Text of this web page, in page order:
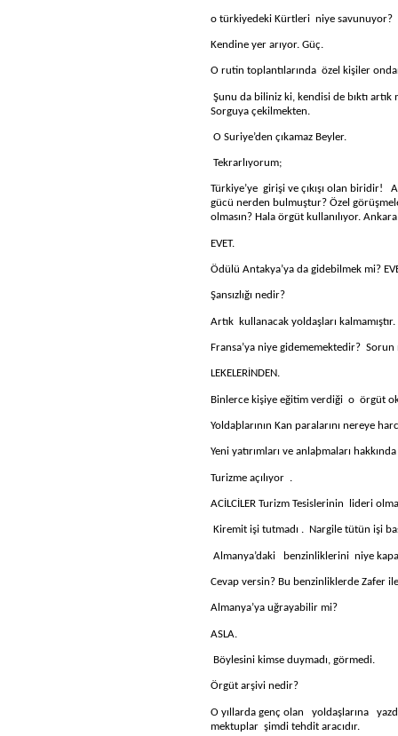
o türkiyedeki Kürtleri niye savunuyor?
Kendine yer arıyor. Güç.
O rutin toplantılarında özel kişiler
Şunu da biliniz ki, kendisi de bıktı
Sorguya çekilmekten.
O Suriye’den çıkamaz Beyler.
Tekrarlıyorum;
Türkiye’ye girişi ve çıkışı olan biridir!
gücü nerden bulmuştur? Özel
olmasın? Hala örgüt kullanılıyor.
EVET.
Ödülü Antakya’ya da gidebilmek mi?
Şansızlığı nedir?
Artık kullanacak yoldaşları kalmamıştır.
Fransa’ya niye gidememektedir? Sorun
LEKELERİNDEN.
Binlerce kişiye eğitim verdiği o örgüt
Yoldaþlarının Kan paralarını nereye
Yeni yatırımları ve anlaþmaları
Turizme açılıyor .
ACİLCİLER Turizm Tesislerinin lideri
Kiremit işi tutmadı . Nargile tütün işi
Almanya’daki benzinliklerini niye
Cevap versin? Bu benzinliklerde Zafer
Almanya’ya uğrayabilir mi?
ASLA.
Böylesini kimse duymadı, görmedi.
Örgüt arşivi nedir?
O yıllarda genç olan yoldaşlarına
mektuplar şimdi tehdit aracıdır.